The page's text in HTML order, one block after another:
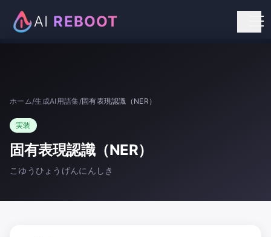
AI REBOOT
お知らせ
お問い合わせ
ホーム/生成AI用語集/固有表現認識（NER）
実装
固有表現認識（NER）
こゆうひょうげんにんしき